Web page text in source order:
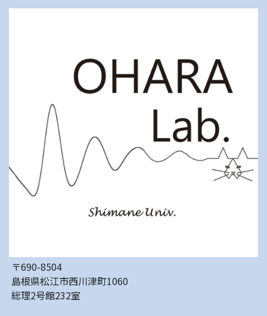
〒690-8504
島根県松江市西川津町1060
総理2号館232室